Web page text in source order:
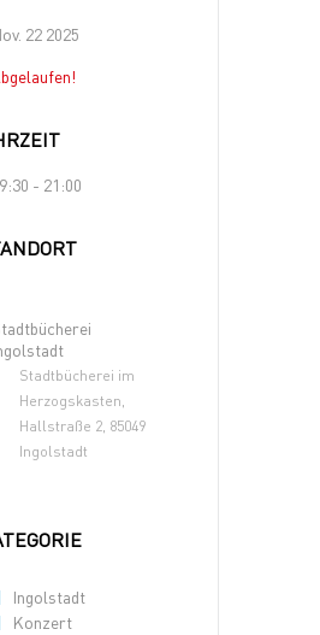
22 2025
- 21:00
Stadtbücherei im
Herzogskasten,
Hallstraße 2, 85049
Ingolstadt
Ingolstadt
Konzert